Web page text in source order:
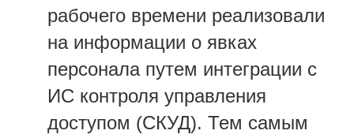
рабочего времени реализовали
на информации о явках
персонала путем интеграции с
ИС контроля управления
доступом (СКУД). Тем самым